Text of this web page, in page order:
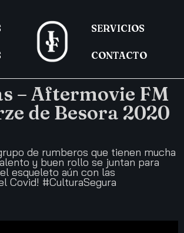
SERVICIOS
CONTACTO
– Aftermovie FM
de Besora 2020
de rumberos que tienen mucha
y buen rollo se juntan para
esqueleto aún con las
Covid! #CulturaSegura